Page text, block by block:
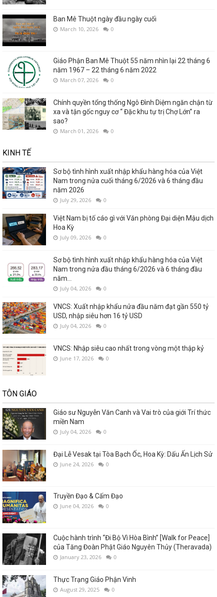
Ban Mê Thuột ngày đầu ngày cuối
March 10, 2026 0
Giáo Phận Ban Mê Thuột 55 năm nhìn lại 22 tháng 6
năm 1967 – 22 tháng 6 năm 2022
March 07, 2026 0
Chính quyền tổng thống Ngô Đình Diệm ngăn chận từ
xa và tận gốc nguy cơ “ Đặc khu tự trị Chợ Lớn” ra
sao?
March 01, 2026 0
KINH TẾ
Sơ bộ tình hình xuất nhập khẩu hàng hóa của Việt
Nam trong nửa cuối tháng 6/2026 và 6 tháng đầu
năm 2026
July 29, 2026 0
Việt Nam bị tố cáo gì với Văn phòng Đại diện Mậu dịch
Hoa Kỳ
July 09, 2026 0
Sơ bộ tình hình xuất nhập khẩu hàng hóa của Việt
Nam trong nửa đầu tháng 6/2026 và 6 tháng đầu
năm...
July 04, 2026 0
VNCS: Xuất nhập khẩu nửa đầu năm đạt gần 550 tỷ
USD, nhập siêu hơn 16 tỷ USD
July 04, 2026 0
VNCS: Nhập siêu cao nhất trong vòng một thập kỷ
June 17, 2026 0
TÔN GIÁO
Giáo sư Nguyễn Văn Canh và Vai trò của giới Trí thức
miền Nam
July 04, 2026 0
Đại Lễ Vesak tại Tòa Bạch Ốc, Hoa Kỳ: Dấu Ấn Lịch Sử
June 24, 2026 0
Truyền Đạo & Cấm Đạo
June 04, 2026 0
Cuộc hành trình “Đi Bộ Vì Hòa Bình” [Walk for Peace]
của Tăng Đoàn Phật Giáo Nguyên Thủy (Theravada)
January 23, 2026 0
Thực Trạng Giáo Phận Vinh
August 29, 2025 0